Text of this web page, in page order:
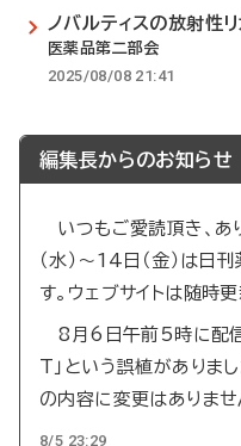
ノバルティスの放射性
医薬品第二部会
2025/08/08 21:41
編集長からのお知らせ
いつもご愛読頂き、あ
（水）～14日（金）は日
す。ウェブサイトは随時更
8月6日午前5時に配信
T」という誤植がありま
の内容に変更はありませ
8/5 23:29